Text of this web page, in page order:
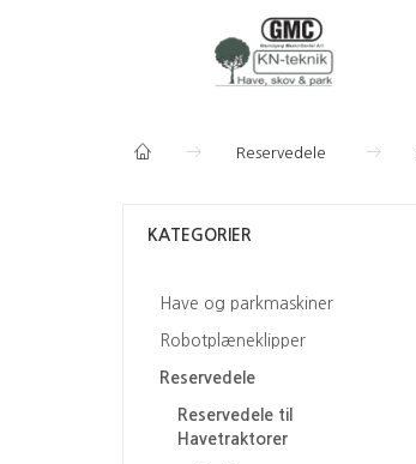
Reservedele
KATEGORIER
Have og parkmaskiner
Robotplæneklipper
Reservedele
Reservedele til
Havetraktorer